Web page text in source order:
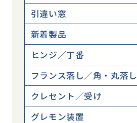
引違い窓
新着製品
ヒンジ／丁番
フランス落し／角・丸落し
クレセント／受け
グレモン装置